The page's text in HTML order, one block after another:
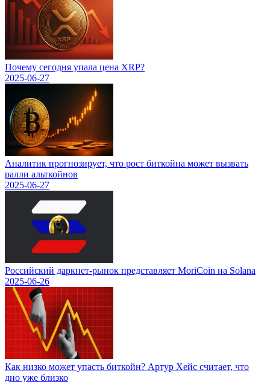
Почему сегодня упала цена XRP?
2025-06-27
Аналитик прогнозирует, что рост биткойна может вызвать
ралли альткойнов
2025-06-27
Российский даркнет-рынок представляет MoriCoin на Solana
2025-06-26
Как низко может упасть биткойн? Артур Хейс считает, что
дно уже близко